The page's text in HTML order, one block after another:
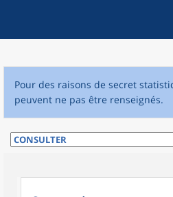
Pour des raisons de secret
peuvent ne pas être renseignés.